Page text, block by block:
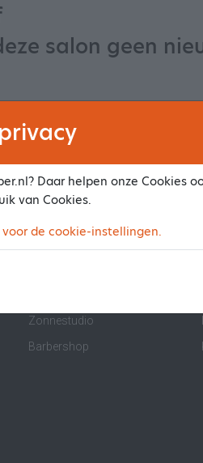
salon geen
Maak ook online je
Zonnestudio
Barbershop
Daar helpen onze Cookies
van Cookies.
de cookie-instellingen.